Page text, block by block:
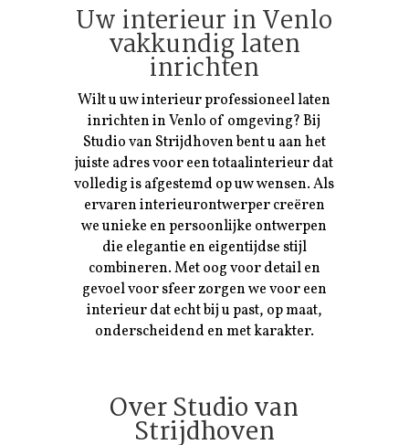
Uw interieur in Venlo
vakkundig laten
inrichten
Wilt u uw interieur professioneel laten
inrichten in Venlo of omgeving? Bij
Studio van Strijdhoven bent u aan het
juiste adres voor een totaalinterieur dat
volledig is afgestemd op uw wensen. Als
ervaren interieurontwerper creëren
we unieke en persoonlijke ontwerpen
die elegantie en eigentijdse stijl
combineren. Met oog voor detail en
gevoel voor sfeer zorgen we voor een
interieur dat echt bij u past, op maat,
onderscheidend en met karakter.
Over Studio van
Strijdhoven